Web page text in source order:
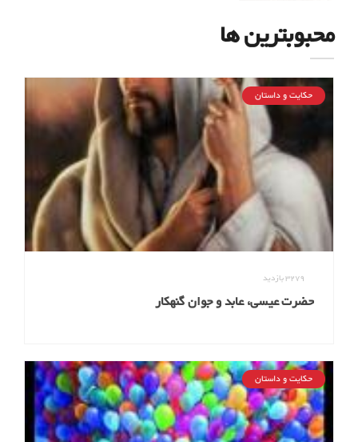
محبوبترین ها
حکایت و داستان
3279بازدید
حضرت عیسی، عابد و جوان گنهکار
حکایت و داستان